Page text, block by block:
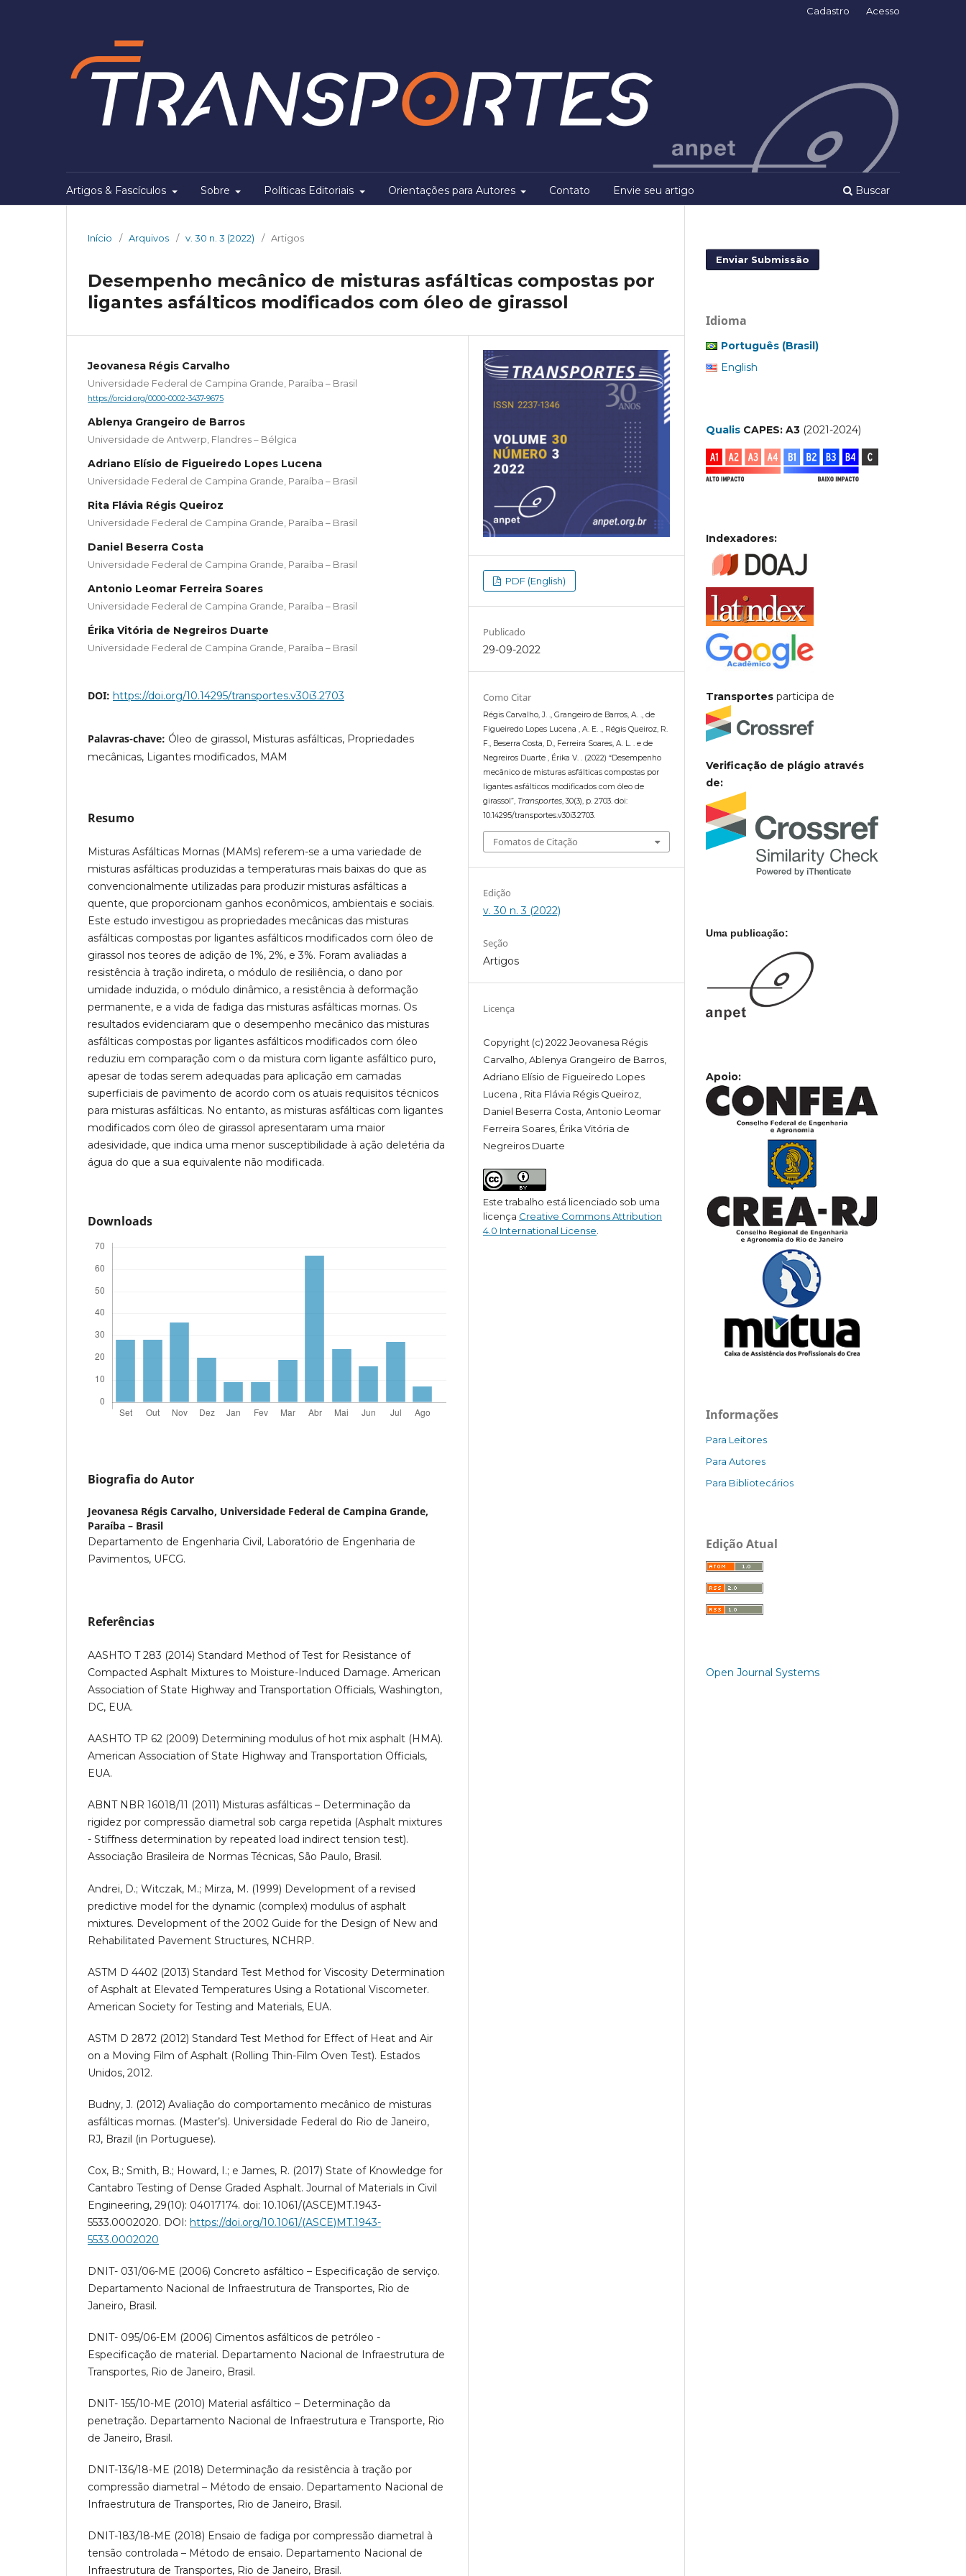
Artigos & Fascículos Sobre Políticas Editoriais Orientações para Autores Contato Envie seu artigo Buscar
Cadastro Acesso
Início / Arquivos / v. 30 n. 3 (2022) / Artigos
Desempenho mecânico de misturas asfálticas compostas por
ligantes asfálticos modificados com óleo de girassol
Jeovanesa Régis Carvalho
Universidade Federal de Campina Grande, Paraíba – Brasil
https://orcid.org/0000-0002-3437-9675
Ablenya Grangeiro de Barros
Universidade de Antwerp, Flandres – Bélgica
Adriano Elísio de Figueiredo Lopes Lucena
Universidade Federal de Campina Grande, Paraíba – Brasil
Rita Flávia Régis Queiroz
Universidade Federal de Campina Grande, Paraíba – Brasil
Daniel Beserra Costa
Universidade Federal de Campina Grande, Paraíba – Brasil
Antonio Leomar Ferreira Soares
Universidade Federal de Campina Grande, Paraíba – Brasil
Érika Vitória de Negreiros Duarte
Universidade Federal de Campina Grande, Paraíba – Brasil
DOI: https://doi.org/10.14295/transportes.v30i3.2703
Palavras-chave: Óleo de girassol, Misturas asfálticas, Propriedades
mecânicas, Ligantes modificados, MAM
Resumo
Misturas Asfálticas Mornas (MAMs) referem-se a uma variedade de
misturas asfálticas produzidas a temperaturas mais baixas do que as
convencionalmente utilizadas para produzir misturas asfálticas a
quente, que proporcionam ganhos econômicos, ambientais e sociais.
Este estudo investigou as propriedades mecânicas das misturas
asfálticas compostas por ligantes asfálticos modificados com óleo de
girassol nos teores de adição de 1%, 2%, e 3%. Foram avaliadas a
resistência à tração indireta, o módulo de resiliência, o dano por
umidade induzida, o módulo dinâmico, a resistência à deformação
permanente, e a vida de fadiga das misturas asfálticas mornas. Os
resultados evidenciaram que o desempenho mecânico das misturas
asfálticas compostas por ligantes asfálticos modificados com óleo
reduziu em comparação com o da mistura com ligante asfáltico puro,
apesar de todas serem adequadas para aplicação em camadas
superficiais de pavimento de acordo com os atuais requisitos técnicos
para misturas asfálticas. No entanto, as misturas asfálticas com ligantes
modificados com óleo de girassol apresentaram uma maior
adesividade, que indica uma menor susceptibilidade à ação deletéria da
água do que a sua equivalente não modificada.
Downloads
Biografia do Autor
Jeovanesa Régis Carvalho, Universidade Federal de Campina Grande,
Paraíba – Brasil
Departamento de Engenharia Civil, Laboratório de Engenharia de
Pavimentos, UFCG.
Referências
AASHTO T 283 (2014) Standard Method of Test for Resistance of
Compacted Asphalt Mixtures to Moisture-Induced Damage. American
Association of State Highway and Transportation Officials, Washington,
DC, EUA.
AASHTO TP 62 (2009) Determining modulus of hot mix asphalt (HMA).
American Association of State Highway and Transportation Officials,
EUA.
ABNT NBR 16018/11 (2011) Misturas asfálticas – Determinação da
rigidez por compressão diametral sob carga repetida (Asphalt mixtures
- Stiffness determination by repeated load indirect tension test).
Associação Brasileira de Normas Técnicas, São Paulo, Brasil.
Andrei, D.; Witczak, M.; Mirza, M. (1999) Development of a revised
predictive model for the dynamic (complex) modulus of asphalt
mixtures. Development of the 2002 Guide for the Design of New and
Rehabilitated Pavement Structures, NCHRP.
ASTM D 4402 (2013) Standard Test Method for Viscosity Determination
of Asphalt at Elevated Temperatures Using a Rotational Viscometer.
American Society for Testing and Materials, EUA.
ASTM D 2872 (2012) Standard Test Method for Effect of Heat and Air
on a Moving Film of Asphalt (Rolling Thin-Film Oven Test). Estados
Unidos, 2012.
Budny, J. (2012) Avaliação do comportamento mecânico de misturas
asfálticas mornas. (Master’s). Universidade Federal do Rio de Janeiro,
RJ, Brazil (in Portuguese).
Cox, B.; Smith, B.; Howard, I.; e James, R. (2017) State of Knowledge for
Cantabro Testing of Dense Graded Asphalt. Journal of Materials in Civil
Engineering, 29(10): 04017174. doi: 10.1061/(ASCE)MT.1943-
5533.0002020. DOI: https://doi.org/10.1061/(ASCE)MT.1943-
5533.0002020
DNIT- 031/06-ME (2006) Concreto asfáltico – Especificação de serviço.
Departamento Nacional de Infraestrutura de Transportes, Rio de
Janeiro, Brasil.
DNIT- 095/06-EM (2006) Cimentos asfálticos de petróleo -
Especificação de material. Departamento Nacional de Infraestrutura de
Transportes, Rio de Janeiro, Brasil.
DNIT- 155/10-ME (2010) Material asfáltico – Determinação da
penetração. Departamento Nacional de Infraestrutura e Transporte, Rio
de Janeiro, Brasil.
DNIT-136/18-ME (2018) Determinação da resistência à tração por
compressão diametral – Método de ensaio. Departamento Nacional de
Infraestrutura de Transportes, Rio de Janeiro, Brasil.
DNIT-183/18-ME (2018) Ensaio de fadiga por compressão diametral à
tensão controlada – Método de ensaio. Departamento Nacional de
Infraestrutura de Transportes, Rio de Janeiro, Brasil.
PDF (English)
Publicado
29-09-2022
Como Citar
Régis Carvalho, J. ., Grangeiro de Barros, A. ., de
Figueiredo Lopes Lucena , A. E. ., Régis Queiroz, R.
F., Beserra Costa, D., Ferreira Soares, A. L. . e de
Negreiros Duarte , Érika V. . (2022) “Desempenho
mecânico de misturas asfálticas compostas por
ligantes asfálticos modificados com óleo de
girassol”, Transportes, 30(3), p. 2703. doi:
10.14295/transportes.v30i3.2703.
Fomatos de Citação
Edição
v. 30 n. 3 (2022)
Seção
Artigos
Licença
Copyright (c) 2022 Jeovanesa Régis
Carvalho, Ablenya Grangeiro de Barros,
Adriano Elísio de Figueiredo Lopes
Lucena , Rita Flávia Régis Queiroz,
Daniel Beserra Costa, Antonio Leomar
Ferreira Soares, Érika Vitória de
Negreiros Duarte
Este trabalho está licenciado sob uma
licença Creative Commons Attribution
4.0 International License
Enviar Submissão
Idioma
Português (Brasil)
English
Qualis CAPES: A3 (2021-2024)
Indexadores:
Transportes participa de
Verificação de plágio através
de:
Uma publicação:
Apoio:
Informações
Para Leitores
Para Autores
Para Bibliotecários
Edição Atual
Open Journal Systems